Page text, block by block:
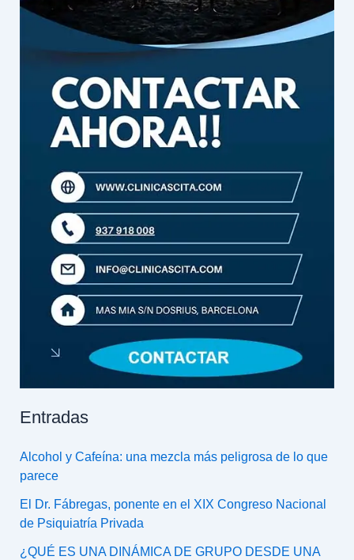
Entradas
Alcohol y Cafeína: una mezcla más peligrosa de lo que
parece
El Dr. Fábregas, ponente en el XIX Congreso Nacional
de Psiquiatría Privada
¿QUÉ ES UNA DINÁMICA DE GRUPO DESDE UNA